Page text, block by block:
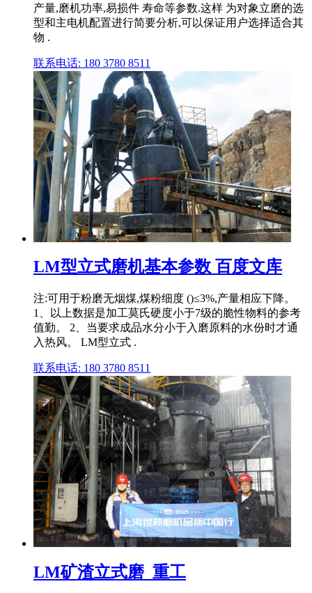
产量,磨机功率,易损件 寿命等参数.这样 为对象立磨的选
型和主电机配置进行简要分析,可以保证用户选择适合其
物 .
联系电话: 180 3780 8511
LM型立式磨机基本参数 百度文库
注:可用于粉磨无烟煤,煤粉细度 ()≤3%,产量相应下降。
1、以上数据是加工莫氏硬度小于7级的脆性物料的参考
值勤。 2、当要求成品水分小于入磨原料的水份时才通
入热风。 LM型立式 .
联系电话: 180 3780 8511
LM矿渣立式磨_重工